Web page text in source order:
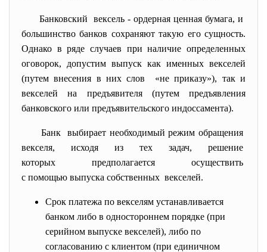
Банковский вексель - ордерная ценная бумага, и
большинство банков сохраняют такую его сущность.
Однако в ряде случаев при наличие определенных
оговорок, допустим выпуск как именных векселей
(путем внесения в них слов «не приказу»), так и
векселей на предъявителя (путем предъявления
банковского или предъявительского индоссамента).
Банк выбирает необходимый режим обращения
векселя, исходя из тех задач, решение
которых предполагается осуществить
с помощью выпуска собственных векселей.
Срок платежа по векселям устанавливается
банком либо в одностороннем порядке (при
серийном выпуске векселей), либо по
согласованию с клиентом (при единичном